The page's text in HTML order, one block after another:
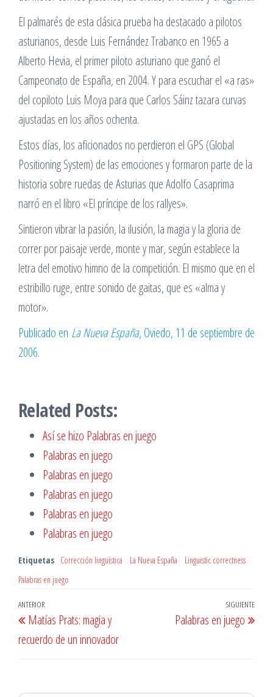
El palmarés de esta clásica prueba ha destacado a pilotos
asturianos, desde Luis Fernández Trabanco en 1965 a
Alberto Hevia, el primer piloto asturiano que ganó el
Campeonato de España, en 2004. Y para escuchar el «a ras»
del copiloto Luis Moya para que Carlos Sáinz tazara curvas
ajustadas en los años ochenta.
Estos días, los aficionados no perdieron el GPS (Global
Positioning System) de las emociones y formaron parte de la
historia sobre ruedas de Asturias que Adolfo Casaprima
narró en el libro «El príncipe de los rallyes».
Sintieron vibrar la pasión, la ilusión, la magia y la gloria de
correr por paisaje verde, monte y mar, según establece la
letra del emotivo himno de la competición. El mismo que en el
estribillo ruge, entre sonido de gaitas, que es «alma y
motor».
Publicado en La Nueva España, Oviedo, 11 de septiembre de
2006.
Related Posts:
Así se hizo Palabras en juego
Palabras en juego
Palabras en juego
Palabras en juego
Palabras en juego
Palabras en juego
Etiquetas Corrección lingüística La Nueva España
Linguistic correctness
Palabras en juego
Navegación
de
entradas
Entrada
anterior
ANTERIOR
Matías Prats: magia y
recuerdo de un innovador
SIGUIENTE
Palabras en juego